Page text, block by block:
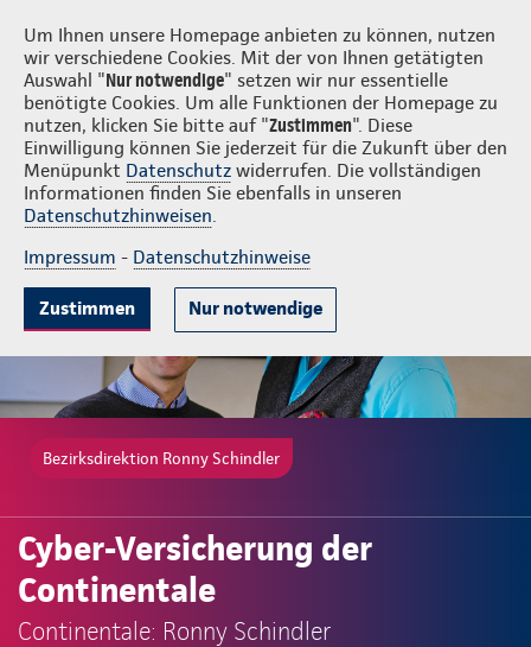
Um Ihnen unsere Homepage anbieten zu können, nutzen
wir verschiedene Cookies. Mit der von Ihnen getätigten
Auswahl "Nur notwendige" setzen wir nur essentielle
benötigte Cookies. Um alle Funktionen der Homepage zu
nutzen, klicken Sie bitte auf "Zustimmen". Diese
Einwilligung können Sie jederzeit für die Zukunft über den
Menüpunkt Datenschutz widerrufen. Die vollständigen
Informationen finden Sie ebenfalls in unseren
Datenschutzhinweisen.
Impressum - Datenschutzhinweise
Zustimmen Nur notwendige
Ronny Schindler Login
Gute Gründe Tarife & Leistungen Wissenswertes Beratung &
Bezirksdirektion Ronny Schindler
Cyber-Versicherung der
Continentale
Continentale: Ronny Schindler